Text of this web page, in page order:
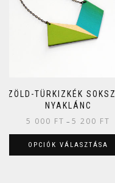
ZÖLD-TÜRKIZKÉK
NYAKLÁNC
5 000 FT – 5 200 FT
OPCIÓK VÁLASZTÁSA